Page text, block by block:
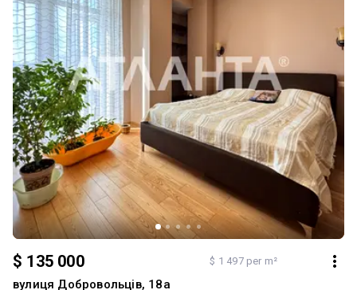
$ 135 000 $ 1 497 per m²
вулиця Добровольців, 18а